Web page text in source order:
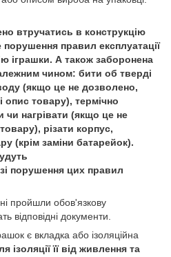
втручатись в конструкцію
порушення правил експлуатації
іграшки. А також заборонена
чином: бити об тверді
(якщо це не дозволено,
опис товару), термічно
нагрівати (якщо це не
різати корпус,
(крім заміни батарейок).
порушення цих правил
пройшли обов'язкову
відповідні документи.
є вкладка або ізоляційна
ізоляції її від живлення та